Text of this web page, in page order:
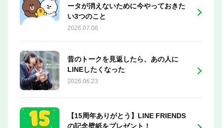
ータが消えないために今やっておきた
い3つのこと
2026.07.06
昔のトークを見返したら、あの人に
LINEしたくなった
2026.06.23
【15周年ありがとう】LINE FRIENDS
の記念壁紙をプレゼント！